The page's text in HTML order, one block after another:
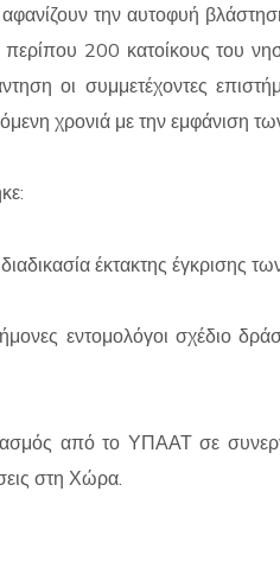
την αυτοφυή
200 κατοίκους του
οι συμμετέχοντες
χρονιά με την εμφάνιση
έκτακτης έγκρισης
εντομολόγοι σχέδιο
από το ΥΠΑΑΤ σε
στη Χώρα.